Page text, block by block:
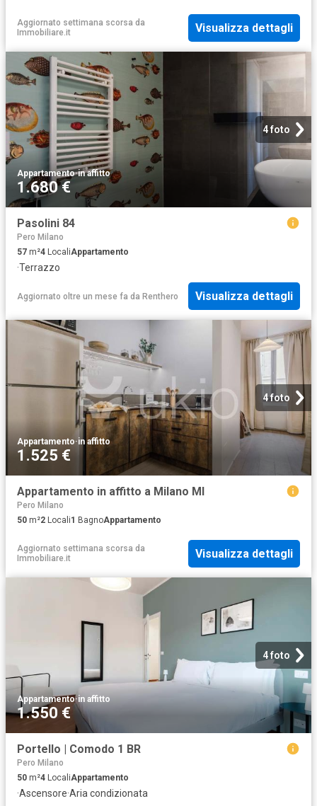
Aggiornato settimana scorsa da
Immobiliare.it
Visualizza dettagli
4 foto
Appartamento·in affitto
1.680 €
Pasolini 84
Pero Milano
57 m²4 LocaliAppartamento
·Terrazzo
Aggiornato oltre un mese fa da Renthero Visualizza dettagli
4 foto
Appartamento·in affitto
1.525 €
Appartamento in affitto a Milano MI
Pero Milano
50 m²2 Locali1 BagnoAppartamento
Aggiornato settimana scorsa da
Immobiliare.it
Visualizza dettagli
4 foto
Appartamento·in affitto
1.550 €
Portello | Comodo 1 BR
Pero Milano
50 m²4 LocaliAppartamento
·Ascensore·Aria condizionata